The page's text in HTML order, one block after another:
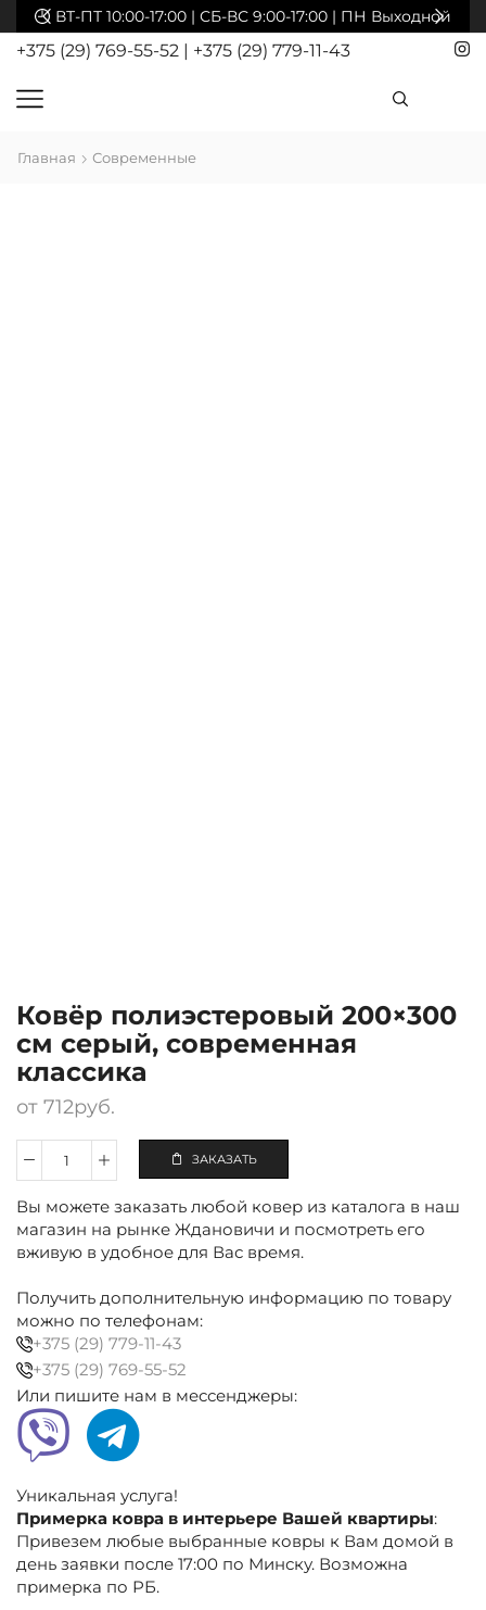
ВТ-ПТ 10:00-17:00 | СБ-ВС 9:00-17:00 | ПН Выходной
+375 (29) 769-55-52 | +375 (29) 779-11-43
Главная Современные
Ковёр полиэстеровый 200×300
см серый, современная
классика
от 712руб.
Количество
полиэстеровый
200×300
см
серый,
классика
ЗАКАЗАТЬ
Вы можете заказать любой ковер из каталога в наш
магазин на рынке Ждановичи и посмотреть его
вживую в удобное для Вас время.
Получить дополнительную информацию по товару
можно по телефонам:
+375 (29) 779-11-43
+375 (29) 769-55-52
Или пишите нам в мессенджеры:
Уникальная услуга!
Примерка ковра в интерьере Вашей квартиры:
Привезем любые выбранные ковры к Вам домой в
день заявки после 17:00 по Минску. Возможна
примерка по РБ.